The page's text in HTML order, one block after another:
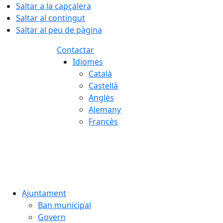
Saltar a la capçalera
Saltar al contingut
Saltar al peu de pàgina
Contactar
Idiomes
Català
Castellà
Anglès
Alemany
Francès
Ajuntament
Ban municipal
Govern